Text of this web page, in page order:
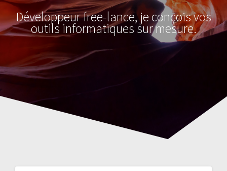
Développeur free-lance, je conçois vos
outils informatiques sur mesure.